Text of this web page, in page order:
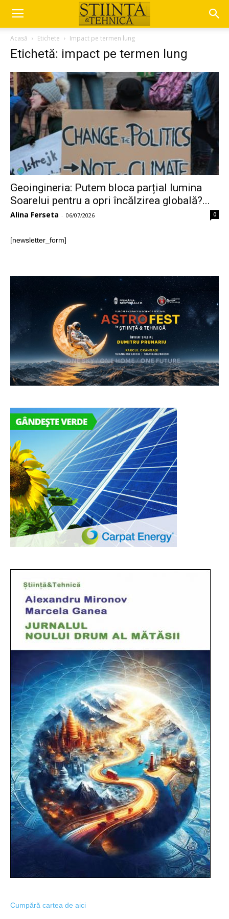
Acasă Etichete Impact pe termen lung
Etichetă: impact pe termen lung
Geoingineria: Putem bloca parțial lumina
Soarelui pentru a opri încălzirea globală?...
Alina Ferseta - 06/07/2026 0
[newsletter_form]
Cumpără cartea de aici